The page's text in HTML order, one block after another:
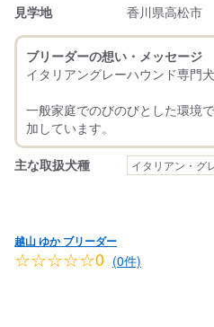
見学地
香川県高松市
ブリーダーの想い・メッセージ
イタリアングレーハウンド専門犬
一般家庭でのびのびとした環境
主な取扱犬種 イタリアン・グ
越山 ゆか ブリーダー
☆☆☆☆☆0 (0件)